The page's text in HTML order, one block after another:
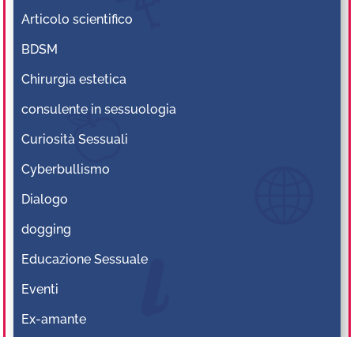
Articolo scientifico
BDSM
Chirurgia estetica
consulente in sessuologia
Curiosità Sessuali
Cyberbullismo
Dialogo
dogging
Educazione Sessuale
Eventi
Ex-amante